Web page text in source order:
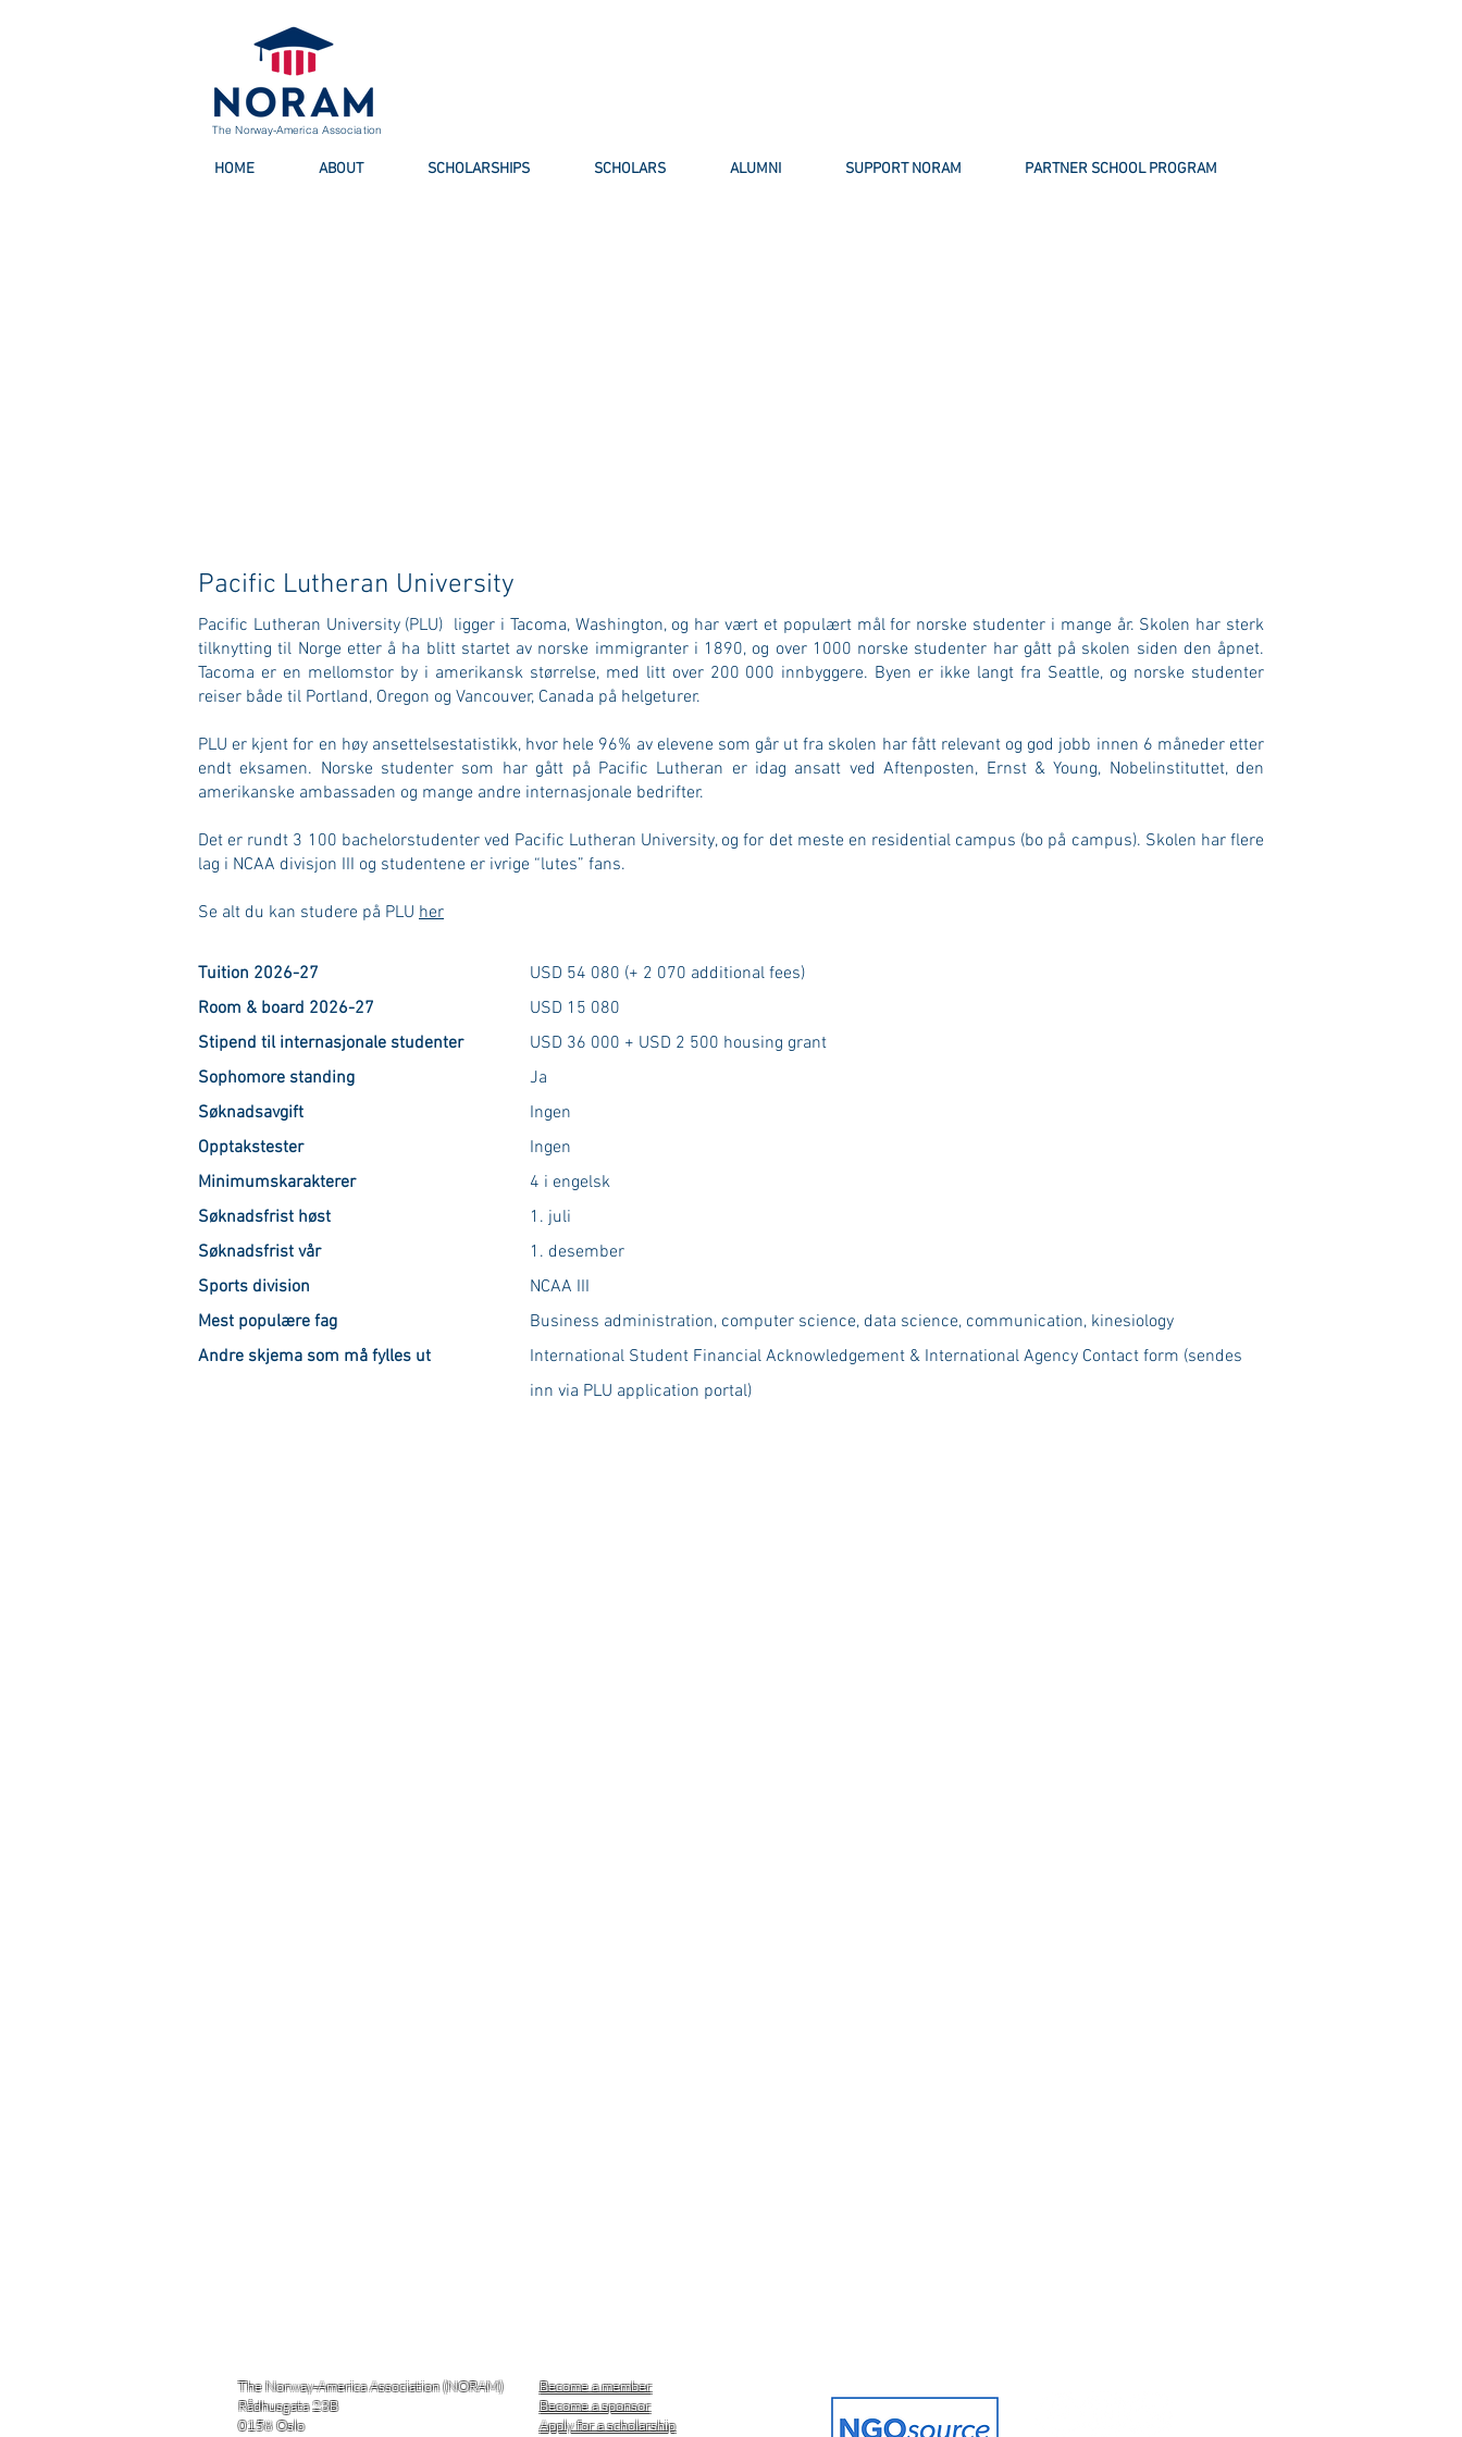
The Norway-America Association
HOME ABOUT SCHOLARSHIPS SCHOLARS ALUMNI SUPPORT NORAM PARTNER SCHOOL PROGRAM
Pacific Lutheran University
Pacific Lutheran University (PLU) ligger i Tacoma, Washington, og har vært et populært mål for norske studenter i mange år. Skolen har sterk
tilknytting til Norge etter å ha blitt startet av norske immigranter i 1890, og over 1000 norske studenter har gått på skolen siden den åpnet.
Tacoma er en mellomstor by i amerikansk størrelse, med litt over 200 000 innbyggere. Byen er ikke langt fra Seattle, og norske studenter
reiser både til Portland, Oregon og Vancouver, Canada på helgeturer.
PLU er kjent for en høy ansettelsestatistikk, hvor hele 96% av elevene som går ut fra skolen har fått relevant og god jobb innen 6 måneder etter
endt eksamen. Norske studenter som har gått på Pacific Lutheran er idag ansatt ved Aftenposten, Ernst & Young, Nobelinstituttet, den
amerikanske ambassaden og mange andre internasjonale bedrifter.
Det er rundt 3 100 bachelorstudenter ved Pacific Lutheran University, og for det meste en residential campus (bo på campus). Skolen har flere
lag i NCAA divisjon III og studentene er ivrige “lutes” fans.
Se alt du kan studere på PLU her
Tuition 2026-27
Room & board 2026-27
Stipend til internasjonale studenter
Sophomore standing
Søknadsavgift
Opptakstester
Minimumskarakterer
Søknadsfrist høst
Søknadsfrist vår
Sports division
Mest populære fag
Andre skjema som må fylles ut
USD 54 080 (+ 2 070 additional fees)
USD 15 080
USD 36 000 + USD 2 500 housing grant
Ja
Ingen
Ingen
4 i engelsk
1. juli
1. desember
NCAA III
Business administration, computer science, data science, communication, kinesiology
International Student Financial Acknowledgement & International Agency Contact form (sendes
inn via PLU application portal)​
The Norway-America Association (NORAM)
Rådhusgata 23B
0158 Oslo
Become a member
Become a sponsor
Apply for a scholarship